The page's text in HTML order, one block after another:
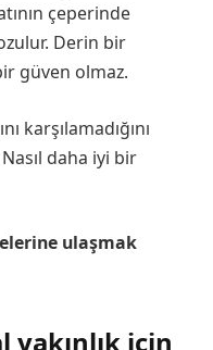
çeperinde
Derin bir
güven olmaz.
karşılamadığını
daha iyi bir
ulaşmak
yakınlık için